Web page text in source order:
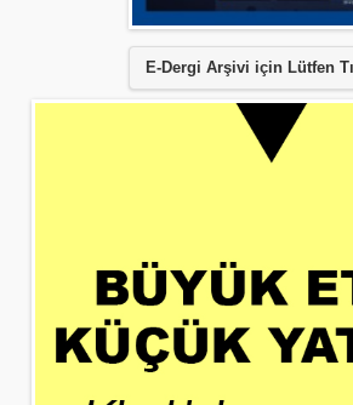
E-Dergi Arşivi için Lütfen